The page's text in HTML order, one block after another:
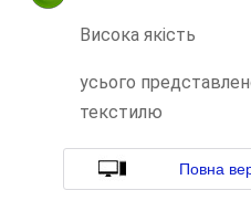
Висока якість
усього
текстилю
Повна